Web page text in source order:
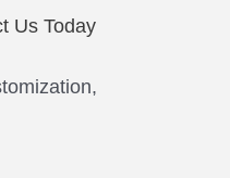
Us Today